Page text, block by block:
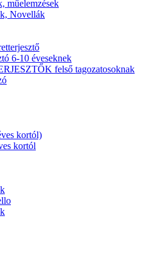
műelemzések
Novellák
6-10 éveseknek
felső tagozatosoknak
kortól)
kortól